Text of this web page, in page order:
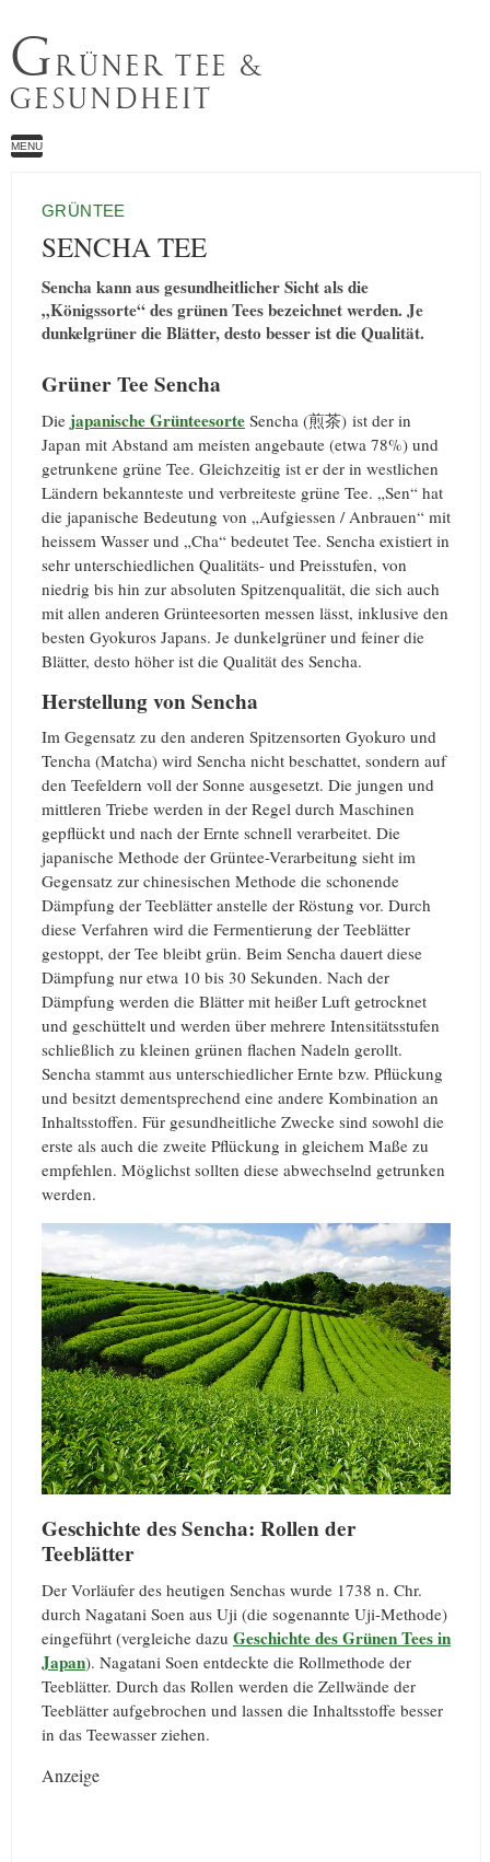
GRÜNER TEE &
GESUNDHEIT
MENU
GRÜNTEE
SENCHA TEE
Sencha kann aus gesundheitlicher Sicht als die
„Königssorte“ des grünen Tees bezeichnet werden. Je
dunkelgrüner die Blätter, desto besser ist die Qualität.
Grüner Tee Sencha
Die japanische Grünteesorte Sencha (煎茶) ist der in
Japan mit Abstand am meisten angebaute (etwa 78%) und
getrunkene grüne Tee. Gleichzeitig ist er der in westlichen
Ländern bekannteste und verbreiteste grüne Tee. „Sen“ hat
die japanische Bedeutung von „Aufgiessen / Anbrauen“ mit
heissem Wasser und „Cha“ bedeutet Tee. Sencha existiert in
sehr unterschiedlichen Qualitäts- und Preisstufen, von
niedrig bis hin zur absoluten Spitzenqualität, die sich auch
mit allen anderen Grünteesorten messen lässt, inklusive den
besten Gyokuros Japans. Je dunkelgrüner und feiner die
Blätter, desto höher ist die Qualität des Sencha.
Herstellung von Sencha
Im Gegensatz zu den anderen Spitzensorten Gyokuro und
Tencha (Matcha) wird Sencha nicht beschattet, sondern auf
den Teefeldern voll der Sonne ausgesetzt. Die jungen und
mittleren Triebe werden in der Regel durch Maschinen
gepflückt und nach der Ernte schnell verarbeitet. Die
japanische Methode der Grüntee-Verarbeitung sieht im
Gegensatz zur chinesischen Methode die schonende
Dämpfung der Teeblätter anstelle der Röstung vor. Durch
diese Verfahren wird die Fermentierung der Teeblätter
gestoppt, der Tee bleibt grün. Beim Sencha dauert diese
Dämpfung nur etwa 10 bis 30 Sekunden. Nach der
Dämpfung werden die Blätter mit heißer Luft getrocknet
und geschüttelt und werden über mehrere Intensitätsstufen
schließlich zu kleinen grünen flachen Nadeln gerollt.
Sencha stammt aus unterschiedlicher Ernte bzw. Pflückung
und besitzt dementsprechend eine andere Kombination an
Inhaltsstoffen. Für gesundheitliche Zwecke sind sowohl die
erste als auch die zweite Pflückung in gleichem Maße zu
empfehlen. Möglichst sollten diese abwechselnd getrunken
werden.
Geschichte des Sencha: Rollen der
Teeblätter
Der Vorläufer des heutigen Senchas wurde 1738 n. Chr.
durch Nagatani Soen aus Uji (die sogenannte Uji-Methode)
eingeführt (vergleiche dazu Geschichte des Grünen Tees in
Japan). Nagatani Soen entdeckte die Rollmethode der
Teeblätter. Durch das Rollen werden die Zellwände der
Teeblätter aufgebrochen und lassen die Inhaltsstoffe besser
in das Teewasser ziehen.
Anzeige